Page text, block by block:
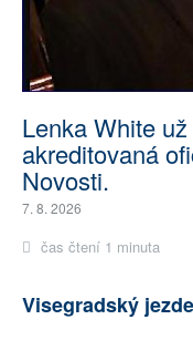
Lenka White
akreditovaná
Novosti.
7. 8. 2026
čas čtení 1 minuta
Visegradský